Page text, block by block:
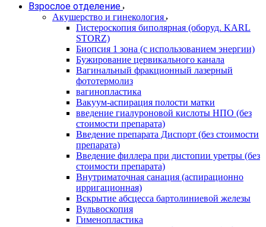
Взрослое отделение
Акушерство и гинекология
Гистероскопия биполярная (оборуд. KARL
STORZ)
Биопсия 1 зона (с использованием энергии)
Бужирование цервикального канала
Вагинальный фракционный лазерный
фототермолиз
вагинопластика
Вакуум-аспирация полости матки
введение гиалуроновой кислоты НПО (без
стоимости препарата)
Введение препарата Диспорт (без стоимости
препарата)
Введение филлера при дистопии уретры (без
стоимости препарата)
Внутриматочная санация (аспирационно
ирригационная)
Вскрытие абсцесса бартолиниевой железы
Вульвоскопия
Гименопластика